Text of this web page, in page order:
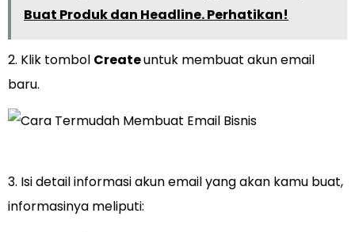
Buat Produk dan Headline. Perhatikan!
2. Klik tombol Createuntuk membuat akun email
baru.
3. Isi detail informasi akun email yang akan kamu buat,
informasinya meliputi: